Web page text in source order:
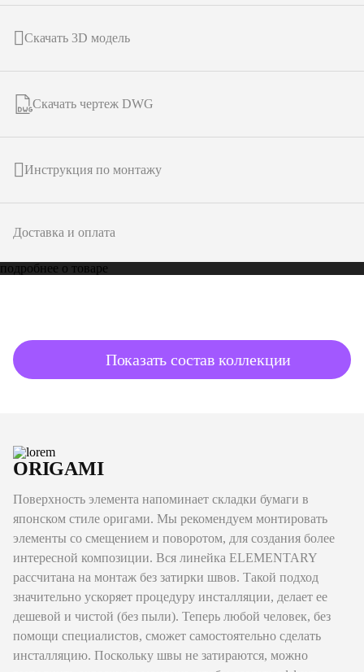
Скачать 3D модель
Скачать чертеж DWG
Инструкция по монтажу
Доставка и оплата
подробнее о товаре
Показать состав коллекции
ORIGAMI
Поверхность элемента напоминает складки бумаги в
японском стиле оригами. Мы рекомендуем монтировать
элементы со смещением и поворотом, для создания более
интересной композиции. Вся линейка ELEMENTARY
рассчитана на монтаж без затирки швов. Такой подход
значительно ускоряет процедуру инсталляции, делает ее
дешевой и чистой (без пыли). Теперь любой человек, без
помощи специалистов, сможет самостоятельно сделать
инсталляцию. Поскольку швы не затираются, можно